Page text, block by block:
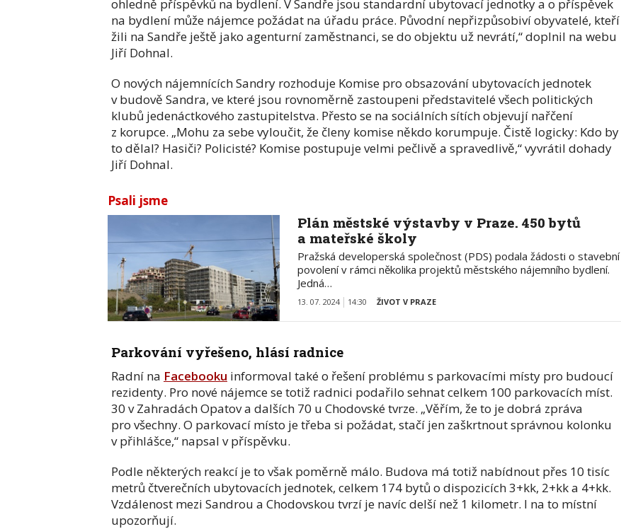
ohledně příspěvků na bydlení. V Sandře jsou standardní ubytovací jednotky a o příspěvek
na bydlení může nájemce požádat na úřadu práce. Původní nepřizpůsobiví obyvatelé, kteří
žili na Sandře ještě jako agenturní zaměstnanci, se do objektu už nevrátí,“ doplnil na webu
Jiří Dohnal.
O nových nájemnících Sandry rozhoduje Komise pro obsazování ubytovacích jednotek
v budově Sandra, ve které jsou rovnoměrně zastoupeni představitelé všech politických
klubů jedenáctkového zastupitelstva. Přesto se na sociálních sítích objevují nařčení
z korupce. „Mohu za sebe vyloučit, že členy komise někdo korumpuje. Čistě logicky: Kdo by
to dělal? Hasiči? Policisté? Komise postupuje velmi pečlivě a spravedlivě,“ vyvrátil dohady
Jiří Dohnal.
Psali jsme
Plán městské výstavby v Praze. 450 bytů
a mateřské školy
Pražská developerská společnost (PDS) podala žádosti o stavební
povolení v rámci několika projektů městského nájemního bydlení.
Jedná…
13. 07. 2024 14:30 ŽIVOT V PRAZE
Parkování vyřešeno, hlásí radnice
Radní na Facebooku informoval také o řešení problému s parkovacími místy pro budoucí
rezidenty. Pro nové nájemce se totiž radnici podařilo sehnat celkem 100 parkovacích míst.
30 v Zahradách Opatov a dalších 70 u Chodovské tvrze. „Věřím, že to je dobrá zpráva
pro všechny. O parkovací místo je třeba si požádat, stačí jen zaškrtnout správnou kolonku
v přihlášce,“ napsal v příspěvku.
Podle některých reakcí je to však poměrně málo. Budova má totiž nabídnout přes 10 tisíc
metrů čtverečních ubytovacích jednotek, celkem 174 bytů o dispozicích 3+kk, 2+kk a 4+kk.
Vzdálenost mezi Sandrou a Chodovskou tvrzí je navíc delší než 1 kilometr. I na to místní
upozorňují.